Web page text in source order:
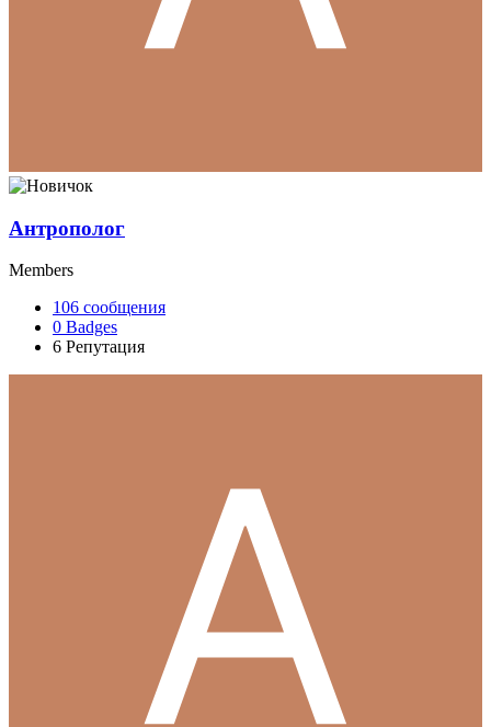
Антрополог
Members
106 сообщения
0 Badges
6 Репутация